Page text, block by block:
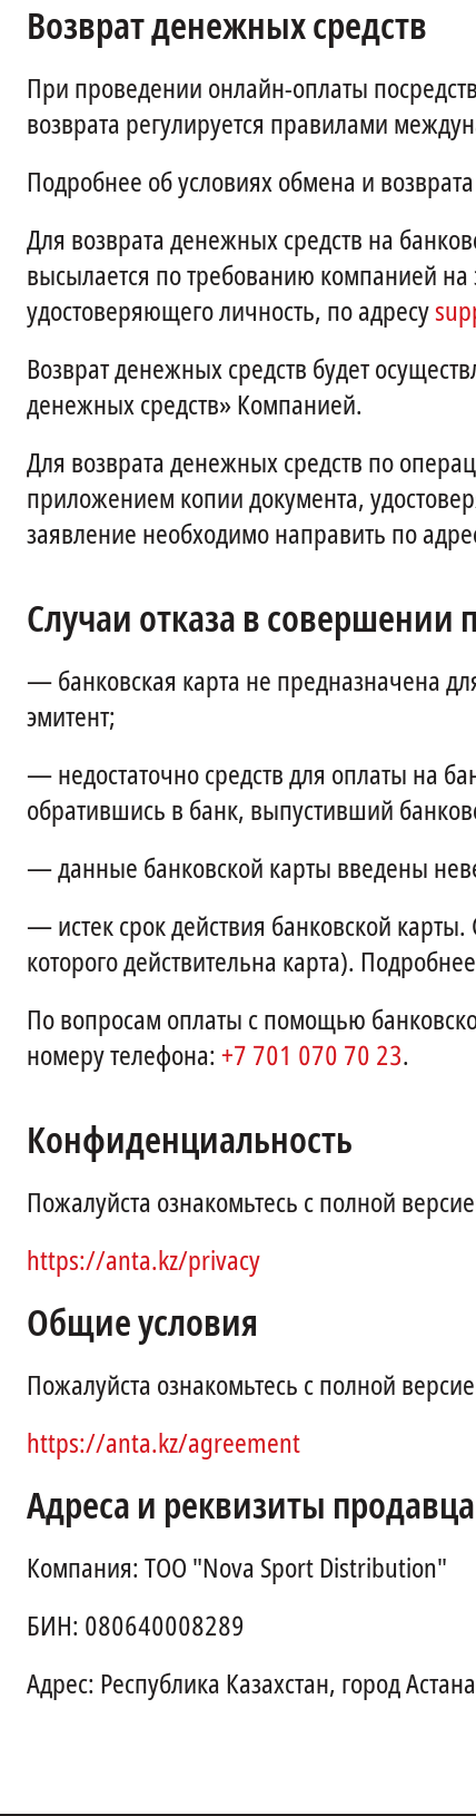
Возврат денежных средств
При проведении онлайн-оплаты
возврата регулируется правилами
Подробнее об условиях обмена и
Для возврата денежных средств на
высылается по требованию компанией
удостоверяющего личность, по адресу
Возврат денежных средств будет
денежных средств» Компанией.
Для возврата денежных средств по
приложением копии документа,
заявление необходимо направить по
Случаи отказа в совершении
—банковская карта не предназначена
эмитент;
—недостаточно средств для оплаты на
обратившись в банк, выпустивший
—данные банковской карты введены
—истек срок действия банковской
которого действительна карта).
По вопросам оплаты с помощью
номеру телефона: +7 701 070 70 23.
Конфиденциальность
Пожалуйста ознакомьтесь с полной
https://anta.kz/privacy
Общие условия
Пожалуйста ознакомьтесь с полной
https://anta.kz/agreement
Адреса и реквизиты продавца
Компания: ТОО "Nova Sport Distribution"
БИН: 080640008289
Адрес: Республика Казахстан, город